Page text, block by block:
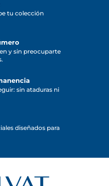
tu colección
y sin preocuparte
sin ataduras ni
diseñados para